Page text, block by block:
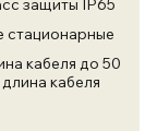
защиты IP65
стационарные
кабеля до 50
кабеля